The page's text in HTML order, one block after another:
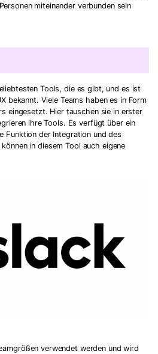
miteinander verbunden sein
Tools, die es gibt, und es ist
bekannt. Viele Teams haben es in Form
eingesetzt. Hier tauschen sie in erster
ihre Tools. Es verfügt über ein
Funktion der Integration und des
in diesem Tool auch eigene
verwendet werden und wird